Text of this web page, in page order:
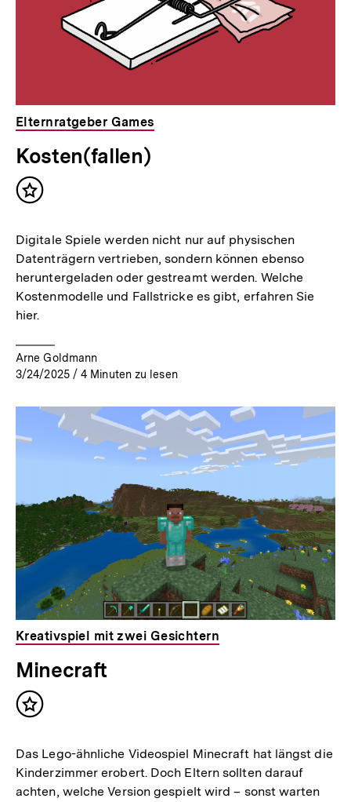
Elternratgeber Games
Kosten(fallen)
Inhalt
Digitale Spiele werden nicht nur auf physischen
Datenträgern vertrieben, sondern können ebenso
heruntergeladen oder gestreamt werden. Welche
Kostenmodelle und Fallstricke es gibt, erfahren Sie
hier.
Arne Goldmann
3/24/2025 / 4 Minuten zu lesen
Kreativspiel mit zwei Gesichtern
Minecraft
Inhalt
Das Lego-ähnliche Videospiel Minecraft hat längst die
Kinderzimmer erobert. Doch Eltern sollten darauf
achten, welche Version gespielt wird – sonst warten